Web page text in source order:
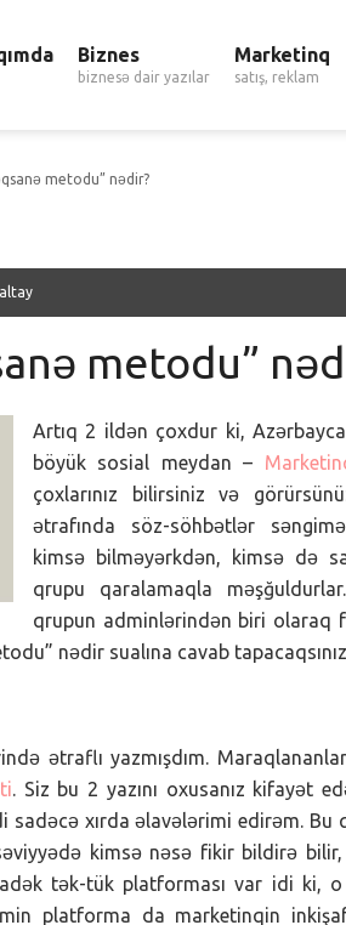
Biznes
biznesə dair yazılar
Marketinq
satış, reklam
metodu” nədir?
metodu”
Artıq 2 ildən çoxdur ki,
böyük sosial meydan –
çoxlarınız bilirsiniz və
ətrafında söz-söhbətlər
kimsə bilməyərkdən, kimsə də
qrupu qaralamaqla
qrupun adminlərindən biri olaraq
nədir sualına cavab
ətraflı yazmışdım.
. Siz bu 2 yazını oxusanız kifayət
sadəcə xırda əlavələrimi edirəm.
kimsə nəsə fikir bildirə bilir,
tək-tük platforması var idi ki,
platforma da marketinqin